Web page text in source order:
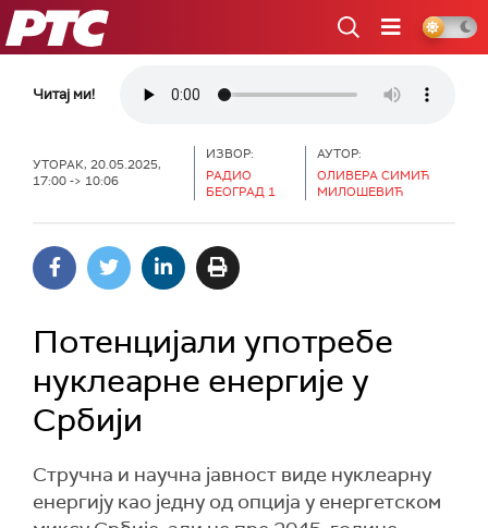
РТС
Читај ми!
УТОРАК, 20.05.2025,
17:00 -> 10:06
ИЗВОР:
РАДИО
БЕОГРАД 1
АУТОР:
ОЛИВЕРА СИМИЋ
МИЛОШЕВИЋ
Потенцијали употребе
нуклеарне енергије у
Србији
Стручна и научна јавност виде нуклеарну
енергију као једну од опција у енергетском